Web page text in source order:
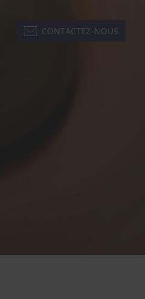
CONTACTEZ-NOUS